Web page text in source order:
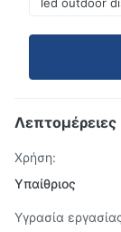
Λεπτομέρειες
Χρήση:
Υπαίθριος
Υγρασία